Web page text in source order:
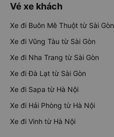
Vé xe khách
Xe đi Buôn Mê Thuột từ Sài Gòn
Xe đi Vũng Tàu từ Sài Gòn
Xe đi Nha Trang từ Sài Gòn
Xe đi Đà Lạt từ Sài Gòn
Xe đi Sapa từ Hà Nội
Xe đi Hải Phòng từ Hà Nội
Xe đi Vinh từ Hà Nội